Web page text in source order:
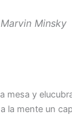
Marvin Minsky
mesa y
la mente un